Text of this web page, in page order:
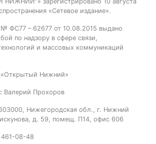
«Сетевое издание».
ФС77 – 62677 от 10.08.2015 выдано
по надзору в сфере связи,
и массовых коммуникаций
Нижний»
Валерий Прохоров
Нижегородская обл., г. Нижний
д. 59, помещ. П14, офис 606
08-48